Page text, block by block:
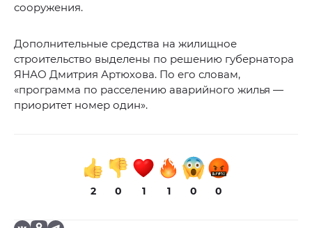
сооружения.
Дополнительные средства на жилищное
строительство выделены по решению губернатора
ЯНАО Дмитрия Артюхова. По его словам,
«программа по расселению аварийного жилья —
приоритет номер один».
2 0 1 1 0 0